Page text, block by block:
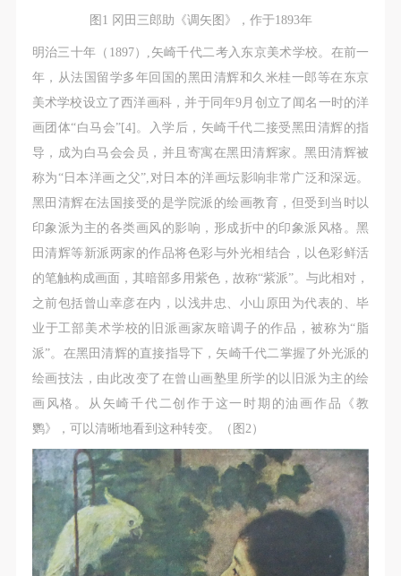
图1 冈田三郎助《调矢图》，作于1893年
明治三十年（1897）,矢崎千代二考入东京美术学校。在前一
年，从法国留学多年回国的黑田清辉和久米桂一郎等在东京
美术学校设立了西洋画科，并于同年9月创立了闻名一时的洋
画团体“白马会”[4]。入学后，矢崎千代二接受黑田清辉的指
导，成为白马会会员，并且寄寓在黑田清辉家。黑田清辉被
称为“日本洋画之父”,对日本的洋画坛影响非常广泛和深远。
黑田清辉在法国接受的是学院派的绘画教育，但受到当时以
印象派为主的各类画风的影响，形成折中的印象派风格。黑
田清辉等新派两家的作品将色彩与外光相结合，以色彩鲜活
的笔触构成画面，其暗部多用紫色，故称“紫派”。与此相对，
之前包括曾山幸彦在内，以浅井忠、小山原田为代表的、毕
业于工部美术学校的旧派画家灰暗调子的作品，被称为“脂
派”。在黑田清辉的直接指导下，矢崎千代二掌握了外光派的
绘画技法，由此改变了在曾山画塾里所学的以旧派为主的绘
画风格。从矢崎千代二创作于这一时期的油画作品《教
鹦》，可以清晰地看到这种转变。（图2）
方）的权利义务关系，经双方友好协商，甲乙双方就
一、 一般约定
（1）、甲方为本协议中的肖像权人，自愿将自己的
肖像权许可乙方作符合本协议约定和法律规定的用
途。
（2）、乙方中央美术学院美术馆是一所具有标志
性、专业性、国际化的现代公共美术馆。中央美术学
院美术馆与时代同行，努力塑造一个开放、自由、学
术的空间氛围，竭诚与各单位、企业、机构、艺术家
和观众进行良好互动。以学院的学术研究为基础，积
极策划国际、国内多视角、多领域的展览、论坛及公
共教育活动，为美院师生、中外艺术家以及社会公众
提供一个交流、学习、展示的平台。作为一家公益性
单位，其开展的公共教育活动以学术性和公益性为
主。
（3）、乙方为甲方拍摄中央美术学院公共教育部所
有公教活动。
二、拍摄内容、使用形式、使用地域范围
（1）、拍摄内容 乙方拍摄的带有甲方肖像的作品内
容包括：①中央美术学院美术馆②中央美术学院校园
内○3由中央美术学院公共教育部策划或执行的一切活
动。
方）的权利义务关系，经双方友好协商，甲乙双方就
一、 一般约定
（1）、甲方为本协议中的肖像权人，自愿将自己的
肖像权许可乙方作符合本协议约定和法律规定的用
途。
（2）、乙方中央美术学院美术馆是一所具有标志
性、专业性、国际化的现代公共美术馆。中央美术学
院美术馆与时代同行，努力塑造一个开放、自由、学
术的空间氛围，竭诚与各单位、企业、机构、艺术家
和观众进行良好互动。以学院的学术研究为基础，积
极策划国际、国内多视角、多领域的展览、论坛及公
共教育活动，为美院师生、中外艺术家以及社会公众
提供一个交流、学习、展示的平台。作为一家公益性
单位，其开展的公共教育活动以学术性和公益性为
主。
（3）、乙方为甲方拍摄中央美术学院公共教育部所
有公教活动。
二、拍摄内容、使用形式、使用地域范围
（1）、拍摄内容 乙方拍摄的带有甲方肖像的作品内
容包括：①中央美术学院美术馆②中央美术学院校园
内○3由中央美术学院公共教育部策划或执行的一切活
动。
方）的权利义务关系，经双方友好协商，甲乙双方就
一、 一般约定
（1）、甲方为本协议中的肖像权人，自愿将自己的
肖像权许可乙方作符合本协议约定和法律规定的用
途。
（2）、乙方中央美术学院美术馆是一所具有标志
性、专业性、国际化的现代公共美术馆。中央美术学
院美术馆与时代同行，努力塑造一个开放、自由、学
术的空间氛围，竭诚与各单位、企业、机构、艺术家
和观众进行良好互动。以学院的学术研究为基础，积
极策划国际、国内多视角、多领域的展览、论坛及公
共教育活动，为美院师生、中外艺术家以及社会公众
提供一个交流、学习、展示的平台。作为一家公益性
单位，其开展的公共教育活动以学术性和公益性为
主。
（3）、乙方为甲方拍摄中央美术学院公共教育部所
有公教活动。
二、拍摄内容、使用形式、使用地域范围
（1）、拍摄内容 乙方拍摄的带有甲方肖像的作品内
容包括：①中央美术学院美术馆②中央美术学院校园
内○3由中央美术学院公共教育部策划或执行的一切活
动。